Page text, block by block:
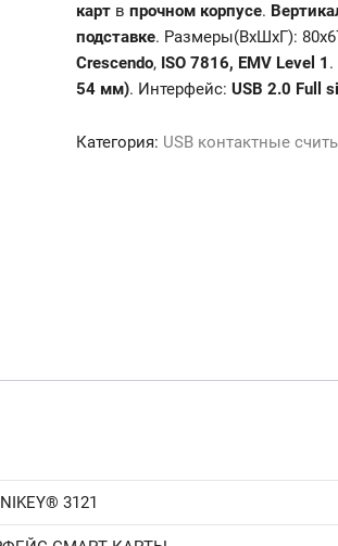
карт в прочном корпусе.
подставке. Размеры(ВхШхГ):
Crescendo, ISO 7816, EMV Level 1 .
54 мм). Интерфейс: USB 2.0 Full
Категория: USB контактные
3121